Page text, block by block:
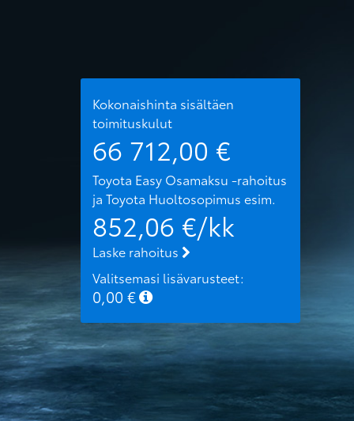
Kokonaishinta sisältäen
toimituskulut
66 712,00 €
Toyota Easy Osamaksu -rahoitus
ja Toyota Huoltosopimus esim.
852,06 €/kk
Laske rahoitus
Valitsemasi lisävarusteet:
0,00 €